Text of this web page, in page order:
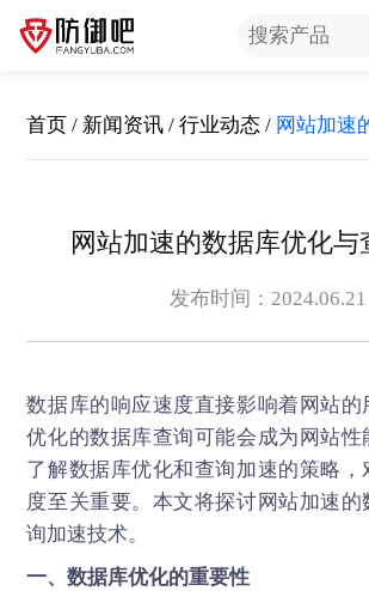
首页 / 新闻资讯 /行业动态 / 网站加速的数
网站加速的数据库优化与
发布时间：2024.06.21
数据库的响应速度直接影响着网站的
优化的数据库查询可能会成为网站性
了解数据库优化和查询加速的策略，
度至关重要。本文将探讨网站加速的
询加速技术。
一、数据库优化的重要性